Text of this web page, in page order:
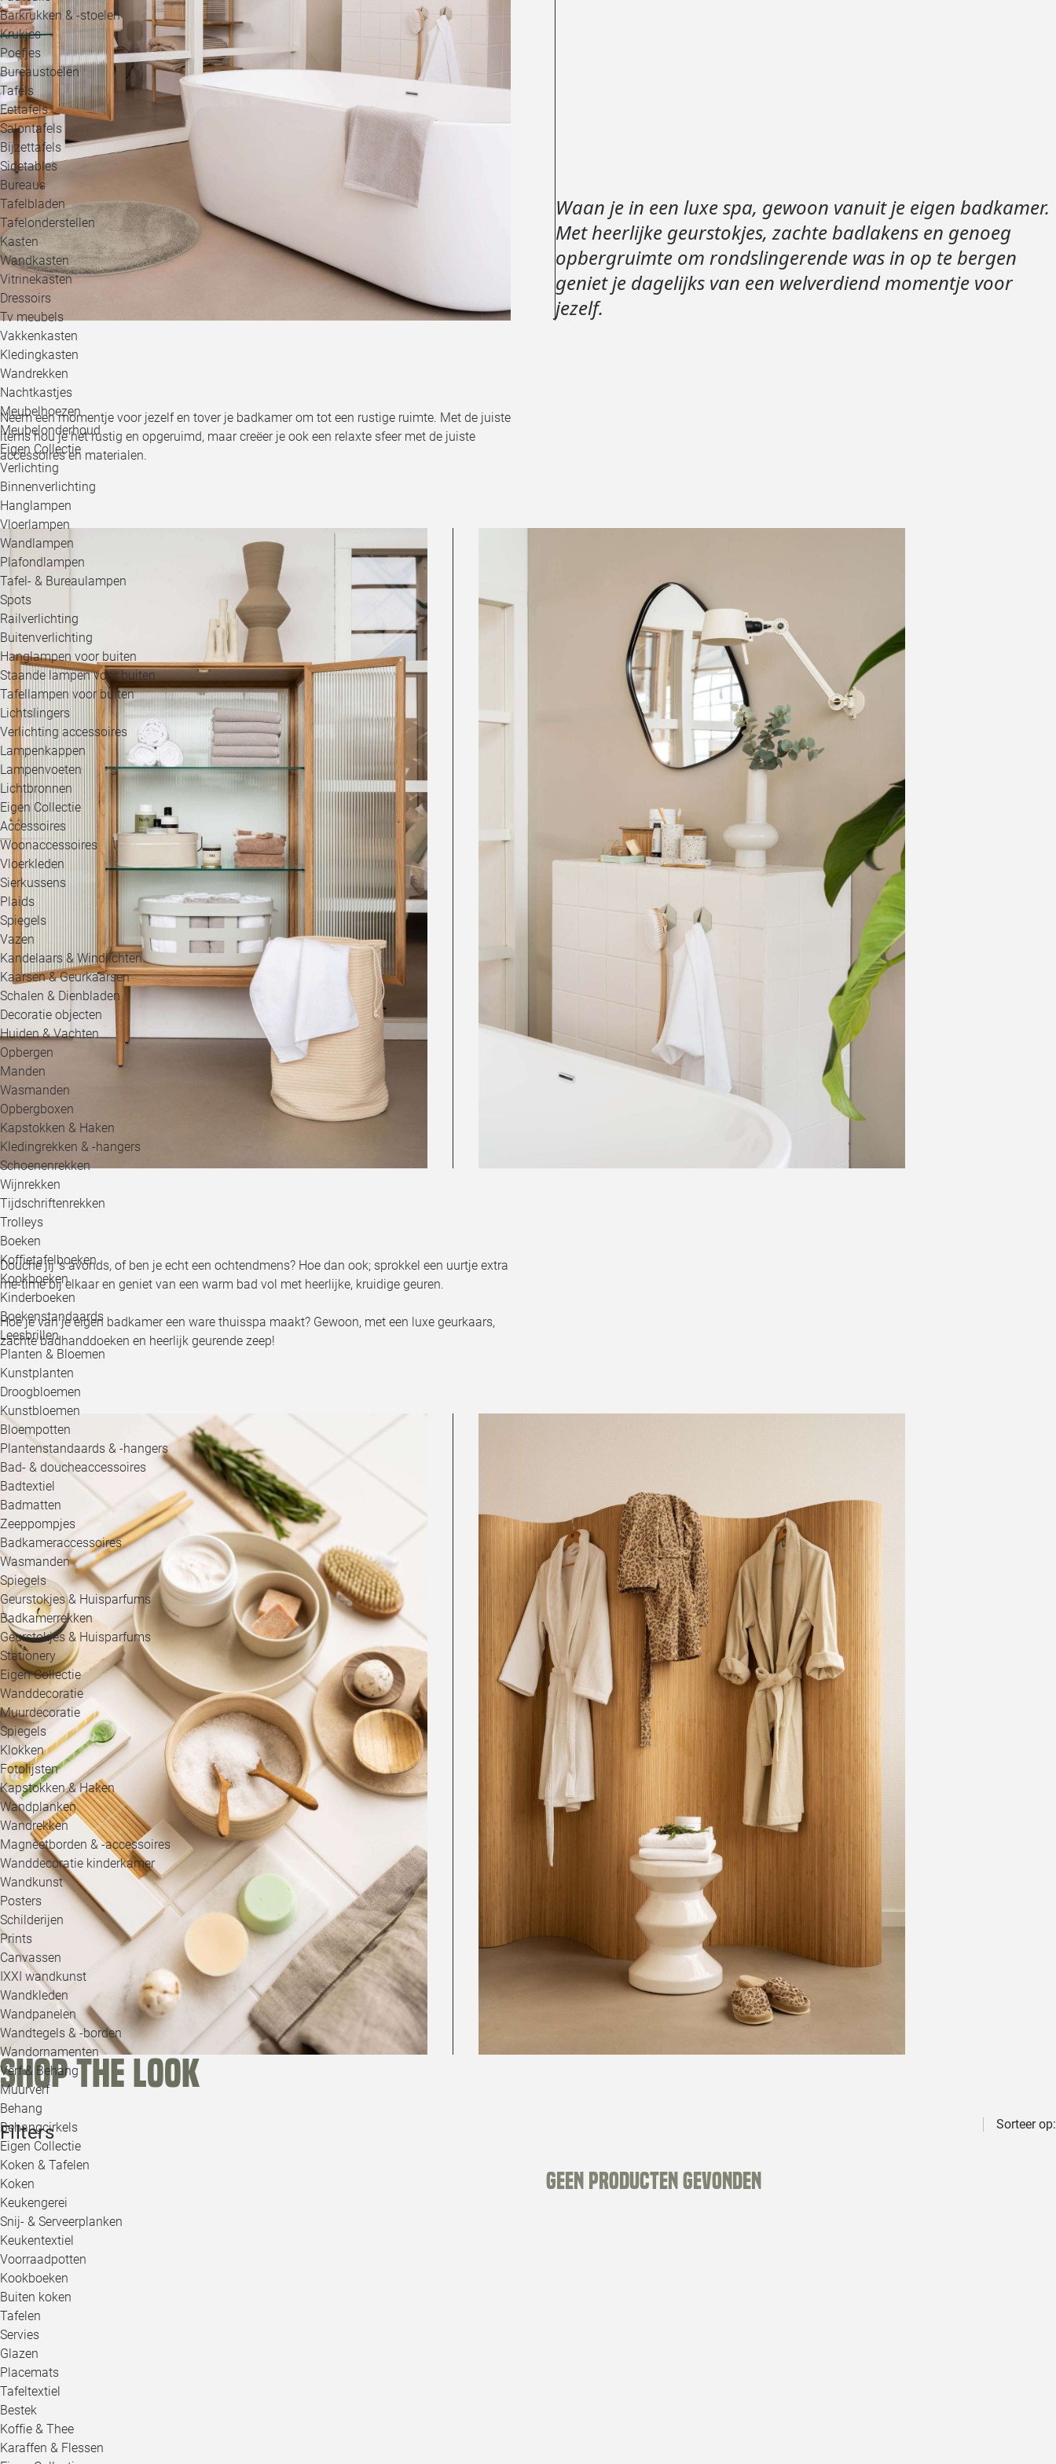
Barkrukken & -stoelen
Krukjes
Poefjes
Bureaustoelen
Tafels
Eettafels
Salontafels
Bijzettafels
Sidetables
Bureaus
Tafelbladen
Tafelonderstellen
Kasten
Wandkasten
Vitrinekasten
Dressoirs
Tv meubels
Vakkenkasten
Kledingkasten
Wandrekken
Nachtkastjes
Meubelhoezen
Meubelonderhoud
Eigen Collectie
Verlichting
Binnenverlichting
Hanglampen
Vloerlampen
Wandlampen
Plafondlampen
Tafel- & Bureaulampen
Spots
Railverlichting
Buitenverlichting
Hanglampen voor buiten
Staande lampen voor buiten
Tafellampen voor buiten
Lichtslingers
Verlichting accessoires
Lampenkappen
Lampenvoeten
Lichtbronnen
Eigen Collectie
Accessoires
Woonaccessoires
Vloerkleden
Sierkussens
Plaids
Spiegels
Vazen
Kandelaars & Windlichten
Kaarsen & Geurkaarsen
Schalen & Dienbladen
Decoratie objecten
Huiden & Vachten
Opbergen
Manden
Wasmanden
Opbergboxen
Kapstokken & Haken
Kledingrekken & -hangers
Schoenenrekken
Wijnrekken
Tijdschriftenrekken
Trolleys
Boeken
Koffietafelboeken
Kookboeken
Kinderboeken
Boekenstandaards
Leesbrillen
Planten & Bloemen
Kunstplanten
Droogbloemen
Kunstbloemen
Bloempotten
Plantenstandaards & -hangers
Bad- & doucheaccessoires
Badtextiel
Badmatten
Zeeppompjes
Badkameraccessoires
Wasmanden
Spiegels
Geurstokjes & Huisparfums
Badkamerrekken
Geurstokjes & Huisparfums
Stationery
Eigen Collectie
Wanddecoratie
Muurdecoratie
Spiegels
Klokken
Fotolijsten
Kapstokken & Haken
Wandplanken
Wandrekken
Magneetborden & -accessoires
Wanddecoratie kinderkamer
Wandkunst
Posters
Schilderijen
Prints
Canvassen
IXXI wandkunst
Wandkleden
Wandpanelen
Wandtegels & -borden
Wandornamenten
Verf & Behang
Muurverf
Behang
Behangcirkels
Eigen Collectie
Koken & Tafelen
Koken
Keukengerei
Snij- & Serveerplanken
Keukentextiel
Voorraadpotten
Kookboeken
Buiten koken
Tafelen
Servies
Glazen
Placemats
Tafeltextiel
Bestek
Koffie & Thee
Karaffen & Flessen
Waan je in een luxe spa, gewoon vanuit je eigen badkamer.
Met heerlijke geurstokjes, zachte badlakens en genoeg
opbergruimte om rondslingerende was in op te bergen
geniet je dagelijks van een welverdiend momentje voor
jezelf.
Neem een momentje voor jezelf en tover je badkamer om tot een rustige ruimte. Met de juiste
items hou je het rustig en opgeruimd, maar creëer je ook een relaxte sfeer met de juiste
accessoires en materialen.
Douche jij 's avonds, of ben je echt een ochtendmens? Hoe dan ook; sprokkel een uurtje extra
me-time bij elkaar en geniet van een warm bad vol met heerlijke, kruidige geuren.
Hoe je van je eigen badkamer een ware thuisspa maakt? Gewoon, met een luxe geurkaars,
zachte badhanddoeken en heerlijk geurende zeep!
Shop the look
Filters Sorteer op:
Geen producten gevonden